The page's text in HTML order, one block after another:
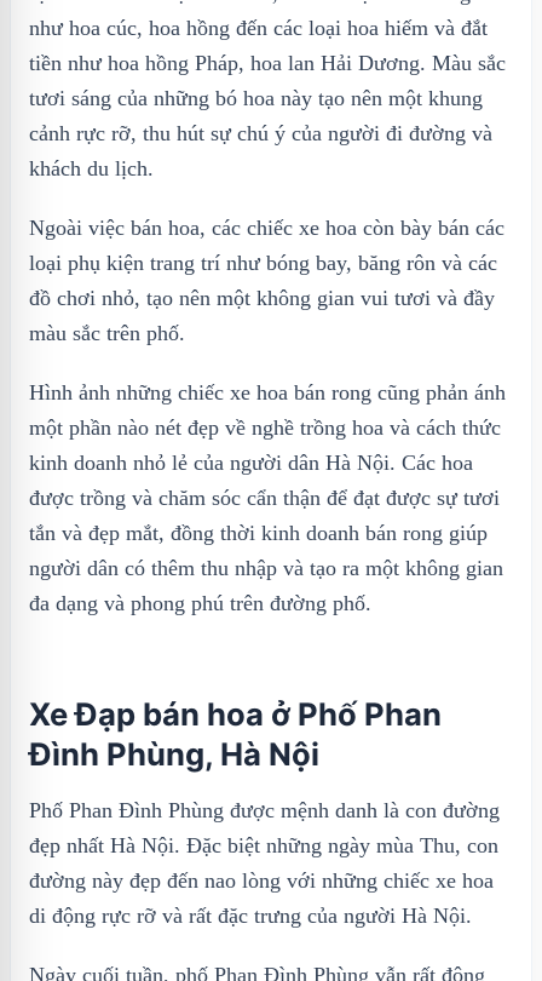
như hoa cúc, hoa hồng đến các loại hoa hiếm và đắt
tiền như hoa hồng Pháp, hoa lan Hải Dương. Màu sắc
tươi sáng của những bó hoa này tạo nên một khung
cảnh rực rỡ, thu hút sự chú ý của người đi đường và
khách du lịch.
Ngoài việc bán hoa, các chiếc xe hoa còn bày bán các
loại phụ kiện trang trí như bóng bay, băng rôn và các
đồ chơi nhỏ, tạo nên một không gian vui tươi và đầy
màu sắc trên phố.
Hình ảnh những chiếc xe hoa bán rong cũng phản ánh
một phần nào nét đẹp về nghề trồng hoa và cách thức
kinh doanh nhỏ lẻ của người dân Hà Nội. Các hoa
được trồng và chăm sóc cẩn thận để đạt được sự tươi
tắn và đẹp mắt, đồng thời kinh doanh bán rong giúp
người dân có thêm thu nhập và tạo ra một không gian
đa dạng và phong phú trên đường phố.
Xe Đạp bán hoa ở Phố Phan
Đình Phùng, Hà Nội
Phố Phan Đình Phùng được mệnh danh là con đường
đẹp nhất Hà Nội. Đặc biệt những ngày mùa Thu, con
đường này đẹp đến nao lòng với những chiếc xe hoa
di động rực rỡ và rất đặc trưng của người Hà Nội.
Ngày cuối tuần, phố Phan Đình Phùng vẫn rất đông